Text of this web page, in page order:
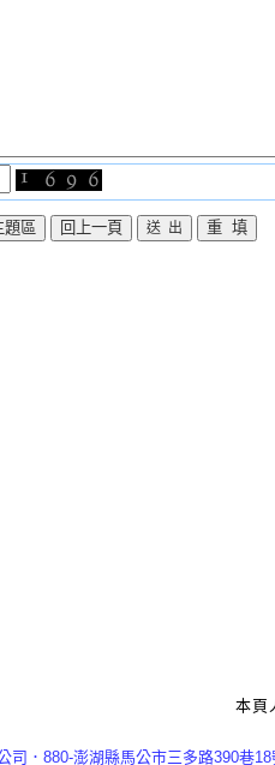
本頁
司．880-澎湖縣馬公市三多路390巷18